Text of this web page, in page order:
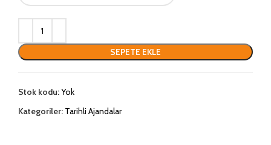
SEPETE EKLE
Stok kodu:Yok
Kategoriler: Tarihli Ajandalar